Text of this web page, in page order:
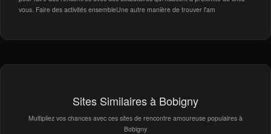
vous. Faire des activités ensembleUne autre manière de trouver l'am
Sites Similaires à Bobigny
Multipliez vos chances avec ces sites de rencontre amoureuse populaires à
Bobigny